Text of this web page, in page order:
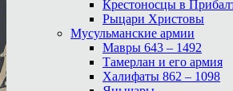
Крестоносцы в
Рыцари Христовы
Мусульманские армии
Мавры 643 – 1492
Тамерлан и его армия
Халифаты 862 – 1098